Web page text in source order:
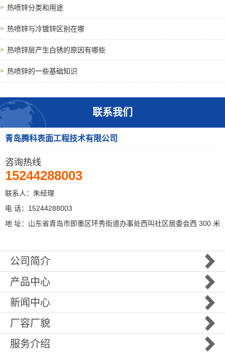
热喷锌分类和用途
热喷锌与冷镀锌区别在哪
热喷锌层产生白锈的原因有哪些
热喷锌的一些基础知识
联系我们
青岛腾科表面工程技术有限公司
咨询热线
15244288003
联系人：朱经理
电 话：15244288003
地 址：山东省青岛市即墨区环秀街道办事处西叫社区居委会西 300 米
公司简介
产品中心
新闻中心
厂容厂貌
服务介绍